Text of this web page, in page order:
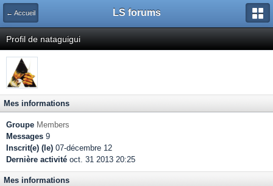
← Accueil LS forums
Profil de nataguigui
Mes informations
Groupe Members
Messages 9
Inscrit(e) (le) 07-décembre 12
Dernière activité oct. 31 2013 20:25
Mes informations